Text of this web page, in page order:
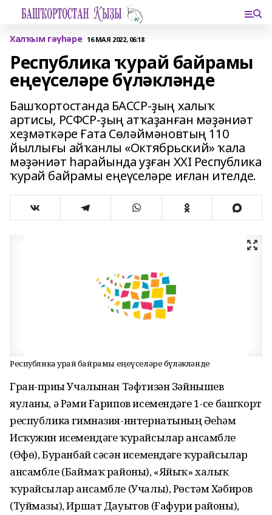
Халҡым гәүһәре 16 МАЯ 2022, 06:18
Республика ҡурай байрамы
еңеүселәре бүләкләнде
Башҡортостанда БАССР-ҙың халыҡ
артисы, РСФСР-ҙың атҡаҙанған мәҙәниәт
хеҙмәткәре Ғата Сөләймәновтың 110
йыллығы айҡанлы «Октябрьский» ҡала
мәҙәниәт һарайында уҙған XXI Республика
ҡурай байрамы еңеүселәре иғлан ителде.
Республика ҡурай байрамы еңеүселәре бүләкләнде
Гран-приҙы Учалынан Тәфтизән Зәйнышев
яуланы, ә Рәми Ғарипов исемендәге 1-се башҡорт
республика гимназия-интернатының Әҙеһәм
Исҡужин исемендәге ҡурайсылар ансамбле
(Өфө), Буранбай сәсән исемендәге ҡурайсылар
ансамбле (Баймаҡ районы), «Яйыҡ» халыҡ
ҡурайсылар ансамбле (Учалы), Рөстәм Хәбиров
(Туймазы), Иршат Дауытов (Ғафури районы),